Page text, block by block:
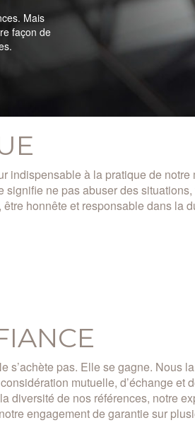
Mais
façon de
indispensable à la pratique de
signifie ne pas abuser des
honnête et responsable dans la
s’achète pas. Elle se gagne. Nous
mutuelle, d’échange et
diversité de nos références, notre
engagement de garantie sur